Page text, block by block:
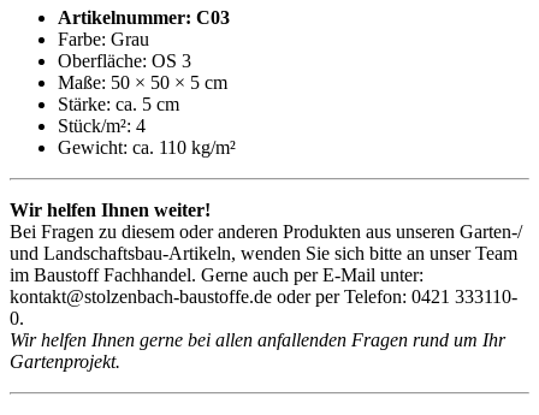
Artikelnummer: C03
Farbe: Grau
Oberfläche: OS 3
Maße: 50 × 50 × 5 cm
Stärke: ca. 5 cm
Stück/m²: 4
Gewicht: ca. 110 kg/m²
Wir helfen Ihnen weiter!
Bei Fragen zu diesem oder anderen Produkten aus unseren Garten-/
und Landschaftsbau-Artikeln, wenden Sie sich bitte an unser Team
im Baustoff Fachhandel. Gerne auch per E-Mail unter:
kontakt@stolzenbach-baustoffe.de oder per Telefon: 0421 333110-
0.
Wir helfen Ihnen gerne bei allen anfallenden Fragen rund um Ihr
Gartenprojekt.